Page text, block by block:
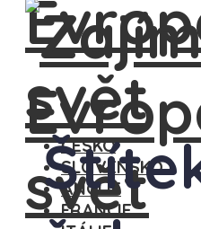
ČESKO
SLOVENSKO
ANGLIE
FRANCIE